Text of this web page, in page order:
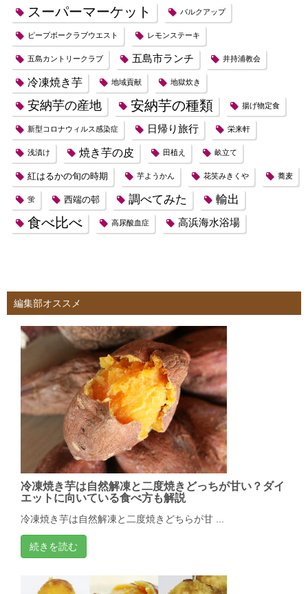
スーパーマーケット バルクアップ
ピープボークラブウエスト レモンステーキ
五島カントリークラブ 五島市ランチ 井持浦教会
冷凍焼き芋 地域貢献 地獄炊き
安納芋の産地 安納芋の種類 揚げ物定食
新型コロナウィルス感染症 日帰り旅行 栄来軒
浅漬け 焼き芋の皮 田植え 畝立て
紅はるかの旬の時期 芋ようかん 花笑みきくや 蕎麦
蛍 西端の邨 調べてみた 輸出
食べ比べ 高尿酸血症 高浜海水浴場
編集部オススメ
冷凍焼き芋は自然解凍と二度焼きどっちが甘い？ダイ
エットに向いている食べ方も解説
冷凍焼き芋は自然解凍と二度焼きどちらが甘 ...
続きを読む